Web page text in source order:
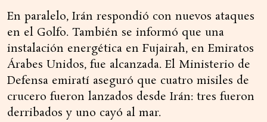
En paralelo, Irán respondió con nuevos ataques
en el Golfo. También se informó que una
instalación energética en Fujairah, en Emiratos
Árabes Unidos, fue alcanzada. El Ministerio de
Defensa emiratí aseguró que cuatro misiles de
crucero fueron lanzados desde Irán: tres fueron
derribados y uno cayó al mar.